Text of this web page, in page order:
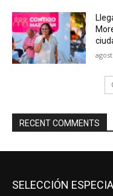
RECENT COMMENTS
SELECCIÓN